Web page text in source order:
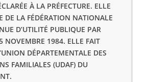
À LA PRÉFECTURE. ELLE
DE LA FÉDÉRATION NATIONALE
D’UTILITÉ PUBLIQUE PAR
NOVEMBRE 1984. ELLE FAIT
DÉPARTEMENTALE DES
FAMILIALES (UDAF) DU